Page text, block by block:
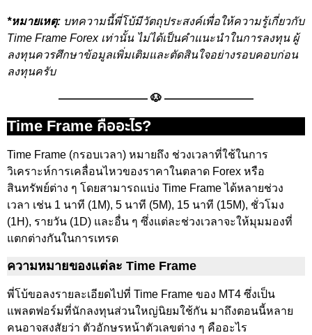
*หมายเหตุ: บทความนี้พี่โบ้มีวัตถุประสงค์เพื่อให้ความรู้เกี่ยวกับ
Time Frame Forex เท่านั้น ไม่ได้เป็นคำแนะนำในการลงทุน ผู้
ลงทุนควรศึกษาข้อมูลเพิ่มเติมและตัดสินใจอย่างรอบคอบก่อน
ลงทุนครับ
———————— 🐶 ————————
Time Frame คืออะไร?
Time Frame (กรอบเวลา) หมายถึง ช่วงเวลาที่ใช้ในการ
วิเคราะห์การเคลื่อนไหวของราคาในตลาด Forex หรือ
สินทรัพย์ต่าง ๆ โดยสามารถแบ่ง Time Frame ได้หลายช่วง
เวลา เช่น 1 นาที (1M), 5 นาที (5M), 15 นาที (15M), ชั่วโมง
(1H), รายวัน (1D) และอื่น ๆ ซึ่งแต่ละช่วงเวลาจะให้มุมมองที่
แตกต่างกันในการเทรด
ความหมายของแต่ละ Time Frame
พี่โบ้ขอลงรายละเอียดไปที่ Time Frame ของ MT4 ซึ่งเป็น
แพลตฟอร์มที่นักลงทุนส่วนใหญ่นิยมใช้กัน มาถึงตอนนี้หลาย
คนอาจสงสัยว่า ตัวอักษรหน้าตัวเลขต่าง ๆ คืออะไร